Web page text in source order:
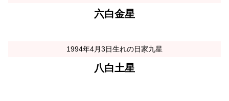
六白金星
1994年4月3日生れの日家九星
八白土星